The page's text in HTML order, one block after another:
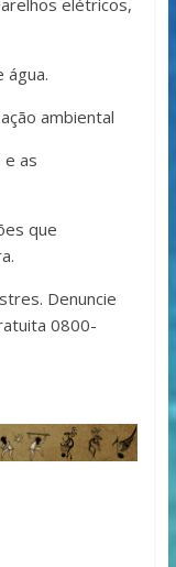
elétricos,
ambiental
as
que
Denuncie
0800-